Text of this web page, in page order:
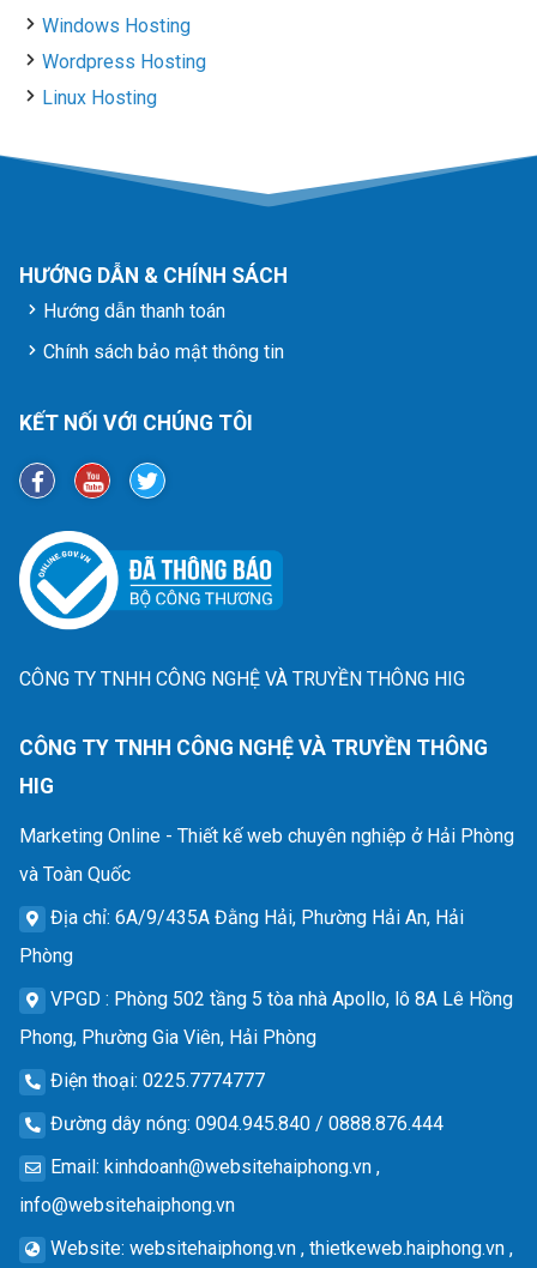
Windows Hosting
Wordpress Hosting
Linux Hosting
HƯỚNG DẪN & CHÍNH SÁCH
Hướng dẫn thanh toán
Chính sách bảo mật thông tin
KẾT NỐI VỚI CHÚNG TÔI
CÔNG TY TNHH CÔNG NGHỆ VÀ TRUYỀN THÔNG HIG
CÔNG TY TNHH CÔNG NGHỆ VÀ TRUYỀN THÔNG
HIG
Marketing Online - Thiết kế web chuyên nghiệp ở Hải Phòng
và Toàn Quốc
Địa chỉ: 6A/9/435A Đằng Hải, Phường Hải An, Hải
Phòng
VPGD : Phòng 502 tầng 5 tòa nhà Apollo, lô 8A Lê Hồng
Phong, Phường Gia Viên, Hải Phòng
Điện thoại: 0225.7774777
Đường dây nóng: 0904.945.840 / 0888.876.444
Email: kinhdoanh@websitehaiphong.vn ,
info@websitehaiphong.vn
Website: websitehaiphong.vn , thietkeweb.haiphong.vn ,